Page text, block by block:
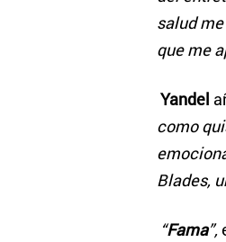
salud
que me
Yandel
como
Blades,
“Fama”,